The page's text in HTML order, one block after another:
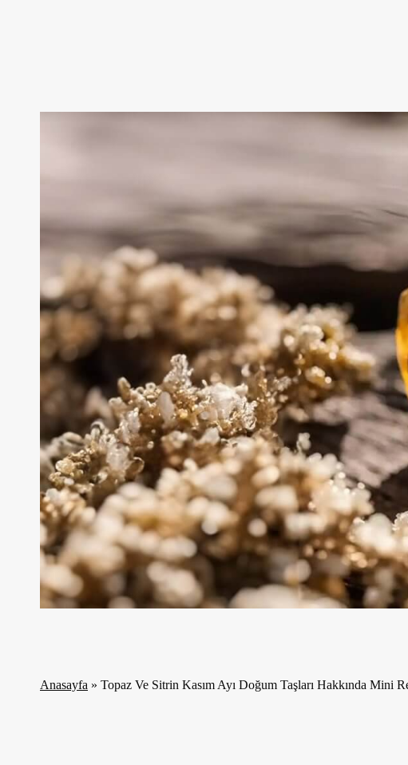
Anasayfa » Topaz Ve Sitrin Kasım Ayı Doğum Taşları Hakkında Mini